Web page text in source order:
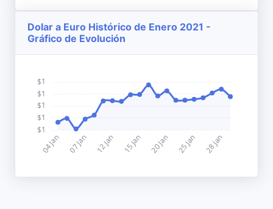
Dolar a Euro Histórico de Enero 2021 -
Gráfico de Evolución